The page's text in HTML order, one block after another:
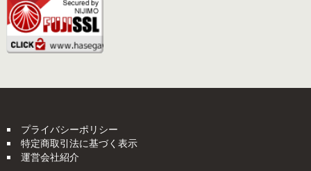
プライバシーポリシー
特定商取引法に基づく表示
運営会社紹介